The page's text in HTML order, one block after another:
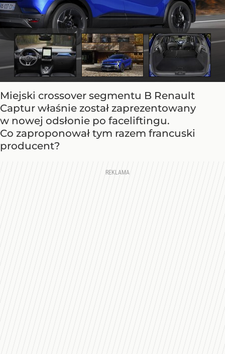
Miejski crossover segmentu B Renault
Captur właśnie został zaprezentowany
w nowej odsłonie po faceliftingu.
Co zaproponował tym razem francuski
producent?